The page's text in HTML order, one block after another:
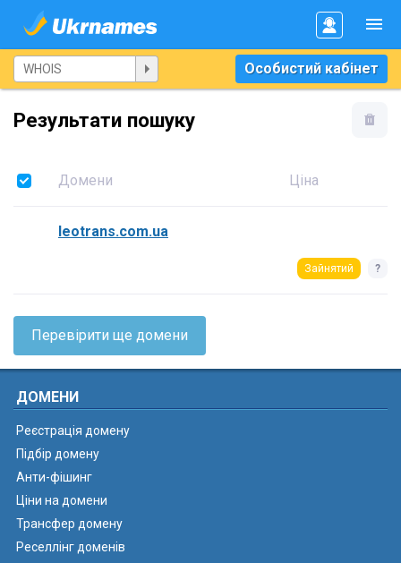
Особистий кабінет
Результати пошуку
Домени Ціна
leotrans.com.ua
Зайнятий ?
Перевірити ще домени
ДОМЕНИ
Реєстрація домену
Підбір домену
Анти-фішинг
Ціни на домени
Трансфер домену
Реселлінг доменів